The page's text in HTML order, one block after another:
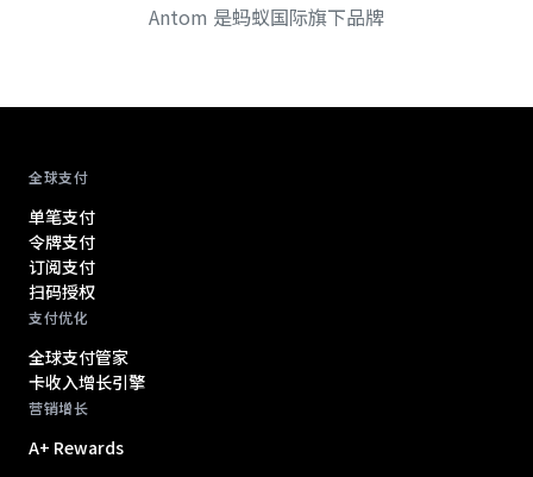
Antom 是蚂蚁国际旗下品牌
全球支付
单笔支付
令牌支付
订阅支付
扫码授权
支付优化
全球支付管家
卡收入增长引擎
营销增长
A+ Rewards